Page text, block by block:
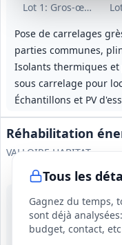
Lot 1 : Gros‑œuvre
Pose de carrelages
parties communes,
Isolants thermiques
sous carrelage pour
Échantillons et PV
Tous les
Gagnez du temps,
sont déjà
budget, contact, etc
Réhabilitation
VALLOIRE HABITAT
27 août 2026
Vieilles-Maisons-sur-
6 mois, dont 1 mois